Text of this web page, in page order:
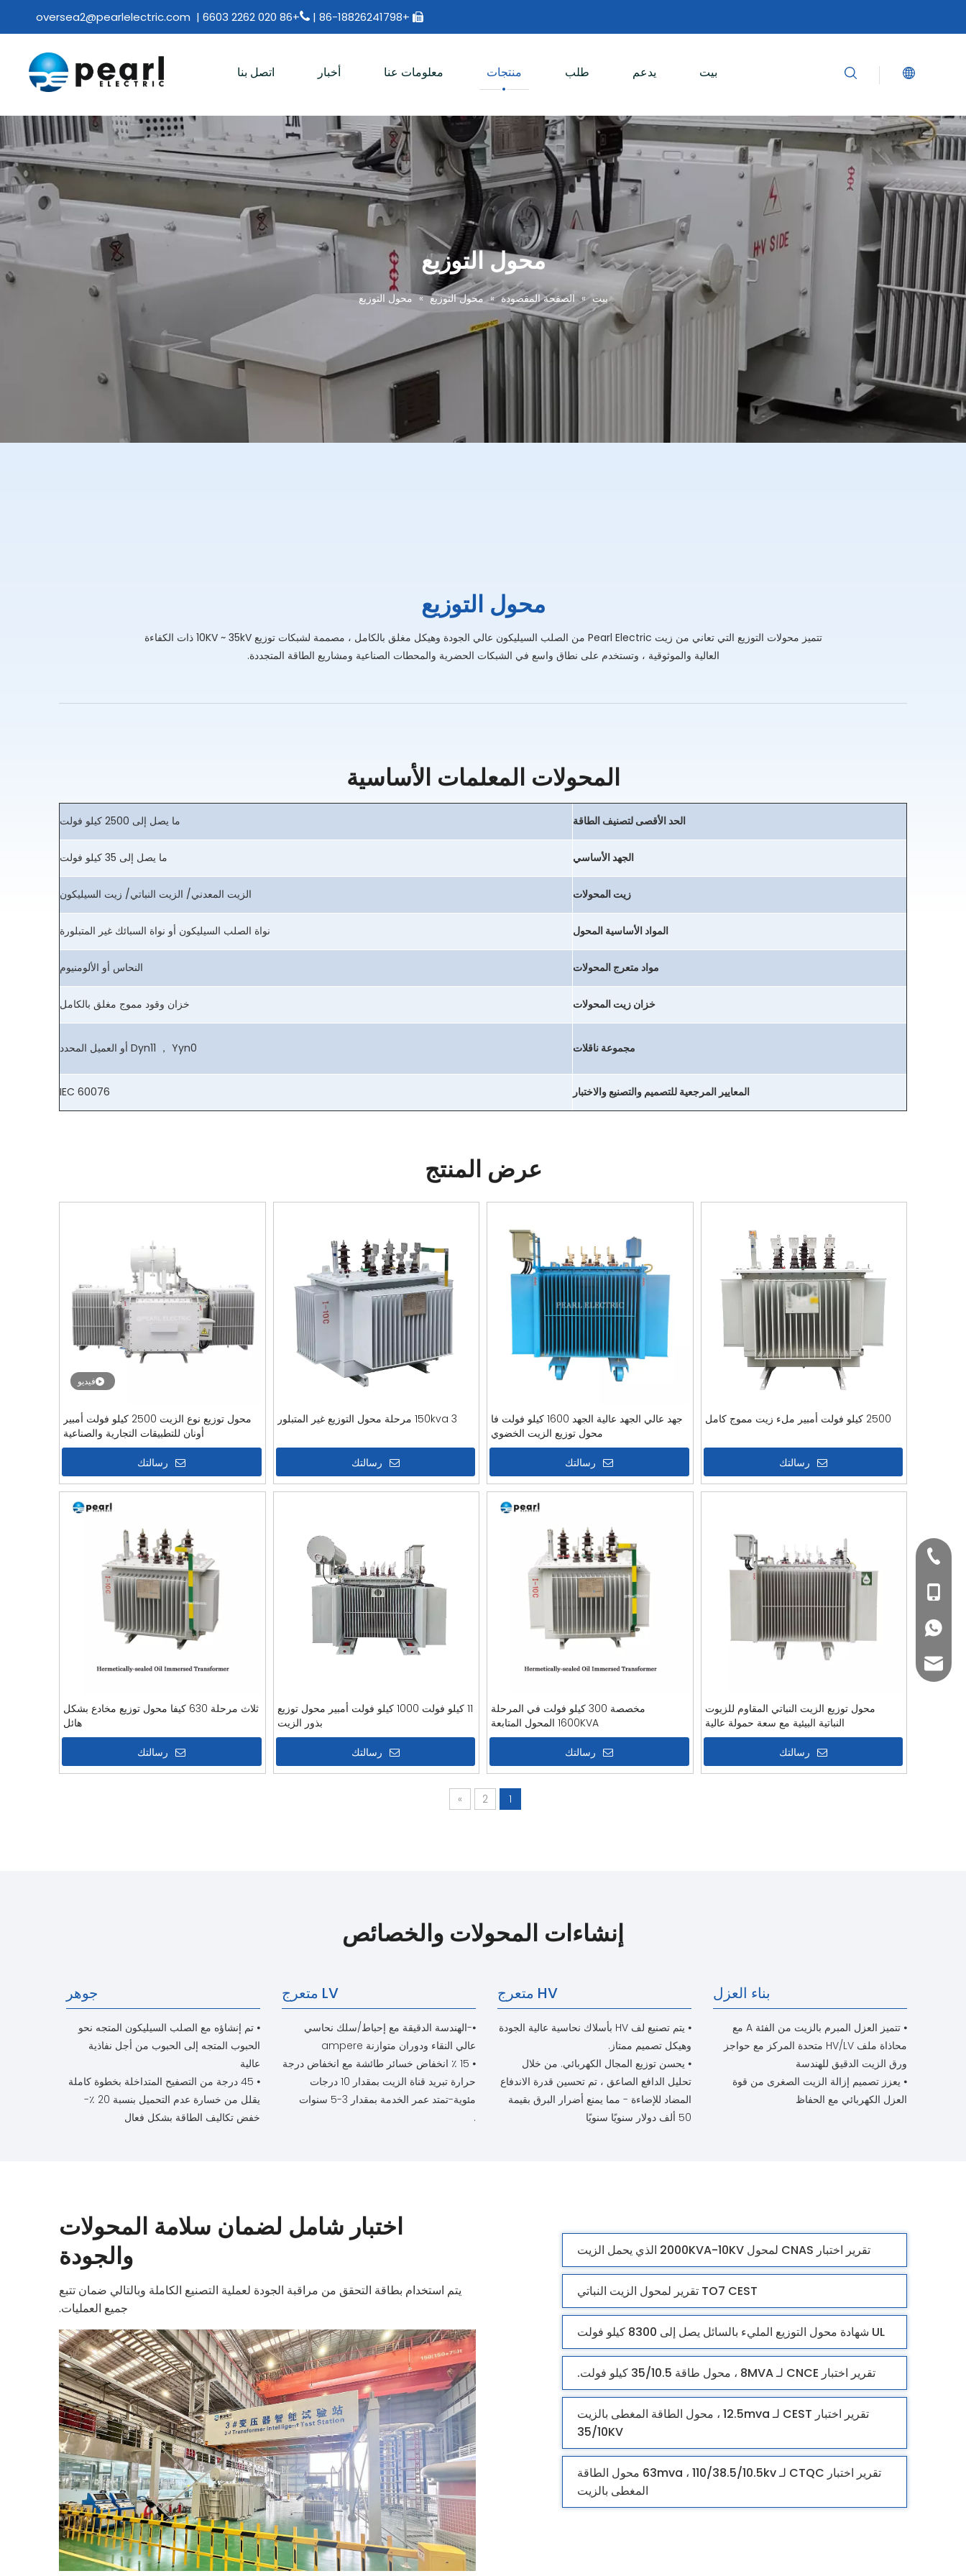

+86-18826241798 |

+86 020 2262 6603 |
oversea2@pearlelectric.com
اتصل بنا أخبار معلومات عنا منتجات طلب يدعم بيت
محول التوزيع
بيت » الصفحة المقصودة » محول التوزيع » محول التوزيع
محول التوزيع
تتميز محولات التوزيع التي تعاني من زيت Pearl Electric من الصلب السيليكون عالي الجودة وهيكل مغلق بالكامل ، مصممة لشبكات توزيع 10KV ~ 35kV ذات الكفاءة
العالية والموثوقية ، وتستخدم على نطاق واسع في الشبكات الحضرية والمحطات الصناعية ومشاريع الطاقة المتجددة.
المحولات المعلمات الأساسية
الحد الأقصى لتصنيف الطاقة ما يصل إلى 2500 كيلو فولت
الجهد الأساسي ما يصل إلى 35 كيلو فولت
زيت المحولات الزيت المعدني/ الزيت النباتي/ زيت السيليكون
المواد الأساسية المحول نواة الصلب السيليكون أو نواة السبائك غير المتبلورة
مواد متعرج المحولات النحاس أو الألومنيوم
خزان زيت المحولات خزان وقود مموج مغلق بالكامل
مجموعة ناقلات Dyn11 ， Yyn0 أو العميل المحدد
المعايير المرجعية للتصميم والتصنيع والاختبار IEC 60076
عرض المنتج
فيديو
محول توزيع نوع الزيت 2500 كيلو فولت أمبير
أونان للتطبيقات التجارية والصناعية
رسالتك
150kva 3 مرحلة محول التوزيع غير المتبلور
رسالتك
جهد عالي الجهد عالية الجهد 1600 كيلو فولت فا
محول توزيع الزيت الخضوي
رسالتك
2500 كيلو فولت أمبير ملء زيت مموج كامل
رسالتك
ثلاث مرحلة 630 كيفا محول توزيع مخادع بشكل
هائل
رسالتك
11 كيلو فولت 1000 كيلو فولت أمبير محول توزيع
بذور الزيت
رسالتك
مخصصة 300 كيلو فولت في المرحلة
1600KVA المحول المتابعة
رسالتك
محول توزيع الزيت النباتي المقاوم للزيوت
النباتية البيئية مع سعة حمولة عالية
رسالتك
1
2
»
إنشاءات المحولات والخصائص
جوهر
⦁ تم إنشاؤه مع الصلب السيليكون المتجه نحو
الحبوب المتجه إلى الحبوب من أجل نفاذية
عالية
⦁ 45 درجة من التصفيح المتداخلة بخطوة كاملة
يقلل من خسارة عدم التحميل بنسبة 20 ٪-
خفض تكاليف الطاقة بشكل فعال
LV متعرج
⦁-الهندسة الدقيقة مع إحباط/سلك نحاسي
عالي النقاء ودوران متوازنة ampere
⦁ 15 ٪ انخفاض خسائر طائشة مع انخفاض درجة
حرارة تبريد قناة الزيت بمقدار 10 درجات
مئوية-تمتد عمر الخدمة بمقدار 3-5 سنوات
.
HV متعرج
⦁ يتم تصنيع لف HV بأسلاك نحاسية عالية الجودة
وهيكل تصميم ممتاز.
⦁ يحسن توزيع المجال الكهربائي. من خلال
تحليل الدافع الصاعق ، تم تحسين قدرة الاندفاع
المضاد للإضاءة - مما يمنع أضرار البرق بقيمة
50 ألف دولار سنويًا سنويًا
بناء العزل
⦁ تتميز العزل المبرم بالزيت من الفئة A مع
محاذاة ملف HV/LV متحدة المركز مع حواجز
ورق الزيت الدقيق للهندسة
⦁ يعزز تصميم إزالة الزيت الصغرى من قوة
العزل الكهربائي مع الحفاظ
اختبار شامل لضمان سلامة المحولات
والجودة
يتم استخدام بطاقة التحقق من مراقبة الجودة لعملية التصنيع الكاملة وبالتالي ضمان تتبع
جميع العمليات.
تقرير اختبار CNAS لمحول 2000KVA-10KV الذي يحمل الزيت
TO7 CEST تقرير لمحول الزيت النباتي
UL شهادة محول التوزيع المليء بالسائل يصل إلى 8300 كيلو فولت
تقرير اختبار CNCE لـ 8MVA ، محول طاقة 35/10.5 كيلو فولت.
تقرير اختبار CEST لـ 12.5mva ، محول الطاقة المغطى بالزيت
35/10KV
تقرير اختبار CTQC لـ 63mva ، 110/38.5/10.5kv محول الطاقة
المغطى بالزيت
+86 18826241798